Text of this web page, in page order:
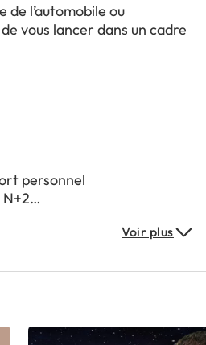
de l’automobile ou
vous lancer dans un cadre
personnel
Voir plus